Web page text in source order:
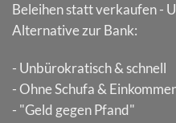
Beleihen statt verkaufen -
Alternative zur Bank:
- Unbürokratisch & schnell
- Ohne Schufa &
- "Geld gegen Pfand"